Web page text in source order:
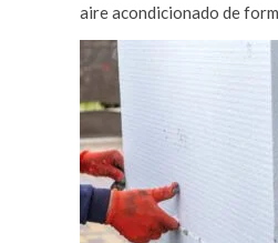
aire acondicionado de